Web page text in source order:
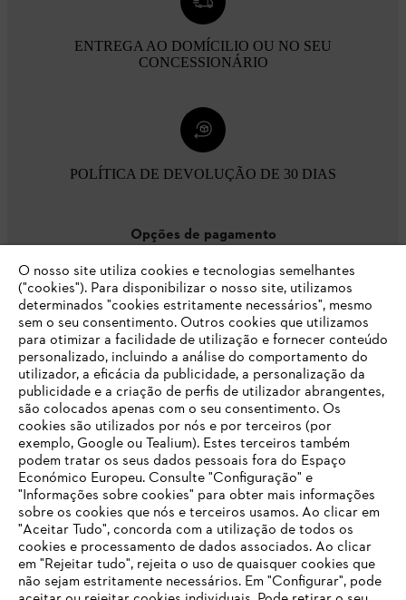
ENTREGA AO DOMÍCILIO OU NO SEU
CONCESSIONÁRIO
POLÍTICA DE DEVOLUÇÃO DE 30 DIAS
Opções de pagamento
Empresa
FAQs Loja Online
Contacto
O SEU NAVEGADOR NÃO SUPORTA
ESTE WEBSITE
O nosso site utiliza cookies e tecnologias semelhantes
("cookies"). Para disponibilizar o nosso site, utilizamos
determinados "cookies estritamente necessários", mesmo
sem o seu consentimento. Outros cookies que utilizamos
para otimizar a facilidade de utilização e fornecer conteúdo
personalizado, incluindo a análise do comportamento do
utilizador, a eficácia da publicidade, a personalização da
publicidade e a criação de perfis de utilizador abrangentes,
são colocados apenas com o seu consentimento. Os
cookies são utilizados por nós e por terceiros (por
exemplo, Google ou Tealium). Estes terceiros também
podem tratar os seus dados pessoais fora do Espaço
Económico Europeu. Consulte "Configuração" e
"Informações sobre cookies" para obter mais informações
sobre os cookies que nós e terceiros usamos. Ao clicar em
"Aceitar Tudo", concorda com a utilização de todos os
cookies e processamento de dados associados. Ao clicar
em "Rejeitar tudo", rejeita o uso de quaisquer cookies que
não sejam estritamente necessários. Em "Configurar", pode